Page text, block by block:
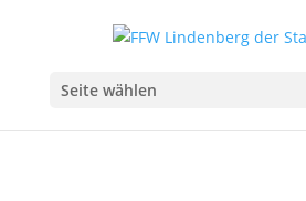
Seite wählen